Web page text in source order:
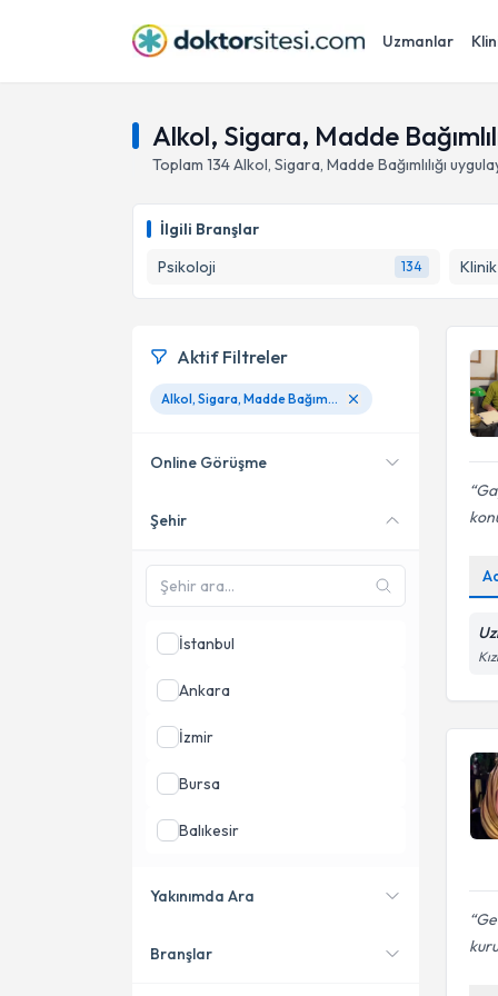
Uzmanlar
Alkol, Sigara, Madde
Toplam 134Alkol, Sigara, Madde Bağımlılığı
İlgili Branşlar
Psikoloji
134
Aktif Filtreler
Alkol, Sigara, Madde Bağımlılığı
Online Görüşme
Online danışmanlık sunan
Şehir
İstanbul
Ankara
İzmir
Bursa
Balıkesir
Yakınımda Ara
Konumuma yakın uzmanları
Branşlar